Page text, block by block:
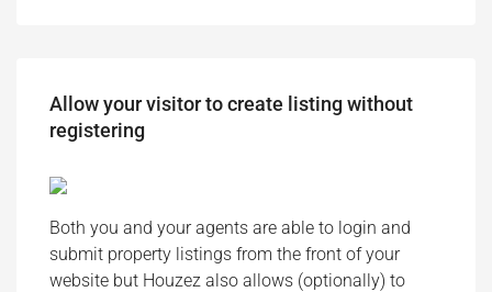
Allow your visitor to create listing without
registering
Both you and your agents are able to login and
submit property listings from the front of your
website but Houzez also allows (optionally) to